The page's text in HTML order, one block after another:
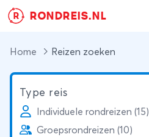
R RONDREIS.NL
Home Reizen zoeken
Type reis
Individuele rondreizen (15)
Groepsrondreizen (10)